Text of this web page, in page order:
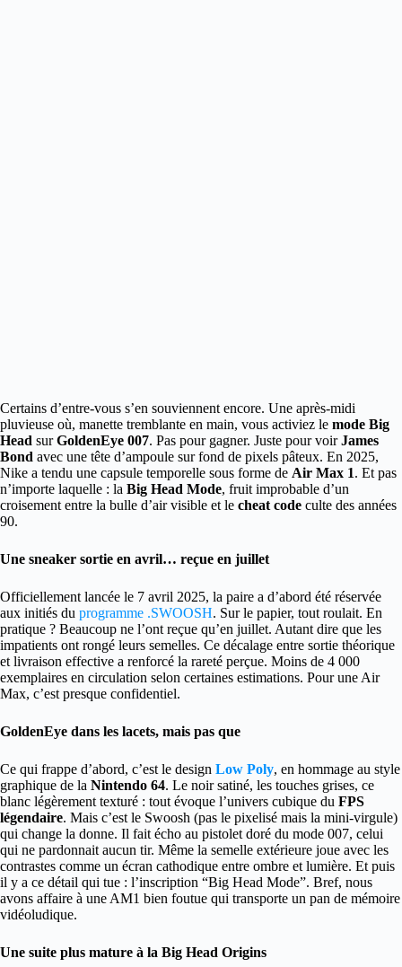
Certains d’entre-vous s’en souviennent encore. Une après-midi
pluvieuse où, manette tremblante en main, vous activiez le mode Big
Head surGoldenEye 007. Pas pour gagner. Juste pour voirJames
Bond avec une tête d’ampoule sur fond de pixels pâteux. En 2025,
Nike a tendu une capsule temporelle sous forme de Air Max 1. Et pas
n’importe laquelle : la Big Head Mode, fruit improbable d’un
croisement entre la bulle d’air visible et le cheat code culte des années
90.
Une sneaker sortie en avril… reçue en juillet
Officiellement lancée le 7 avril 2025, la paire a d’abord été réservée
aux initiés du programme .SWOOSH. Sur le papier, tout roulait. En
pratique ? Beaucoup ne l’ont reçue qu’en juillet. Autant dire que les
impatients ont rongé leurs semelles. Ce décalage entre sortie théorique
et livraison effective a renforcé la rareté perçue. Moins de 4 000
exemplaires en circulation selon certaines estimations. Pour une Air
Max, c’est presque confidentiel.
GoldenEye dans les lacets, mais pas que
Ce qui frappe d’abord, c’est le design Low Poly, en hommage au style
graphique de la Nintendo 64. Le noir satiné, les touches grises, ce
blanc légèrement texturé : tout évoque l’univers cubique du FPS
légendaire. Mais c’est le Swoosh (pas le pixelisé mais la mini-virgule)
qui change la donne. Il fait écho au pistolet doré du mode 007, celui
qui ne pardonnait aucun tir. Même la semelle extérieure joue avec les
contrastes comme un écran cathodique entre ombre et lumière. Et puis
il y a ce détail qui tue : l’inscription “Big Head Mode”. Bref, nous
avons affaire à une AM1 bien foutue qui transporte un pan de mémoire
vidéoludique.
Une suite plus mature à la Big Head Origins